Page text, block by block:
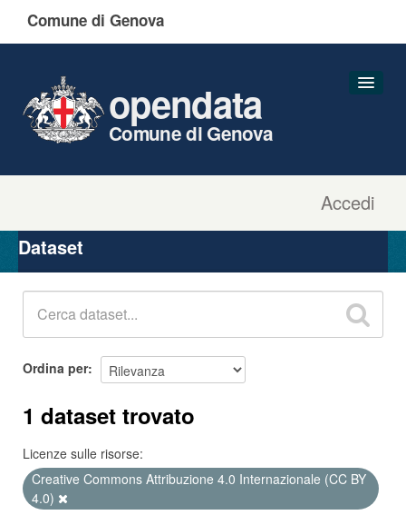
Comune di Genova
Accedi
opendata
Comune di Genova
Organizzazioni
Gruppi
Dataset
Ordina per
1 dataset trovato
Licenze sulle risorse:
Creative Commons Attribuzione 4.0 Internazionale (CC BY
4.0)